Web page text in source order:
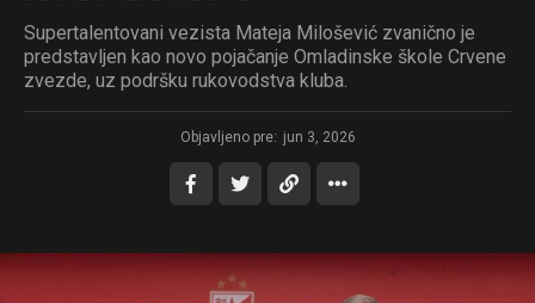
Supertalentovani vezista Mateja Milošević zvanično je
predstavljen kao novo pojačanje Omladinske škole Crvene
zvezde, uz podršku rukovodstva kluba.
Objavljeno pre: jun 3, 2026